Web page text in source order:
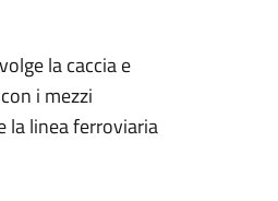
la caccia e
i mezzi
la linea ferroviaria